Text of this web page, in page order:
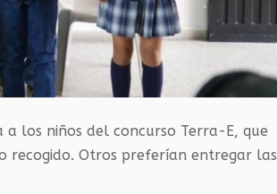
los niños del concurso Terra-E, que
recogido. Otros preferían entregar las